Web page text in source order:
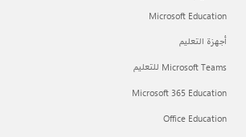
Microsoft Education
أجهزة التعليم
Microsoft Teams للتعليم
Microsoft 365 Education
Office Education